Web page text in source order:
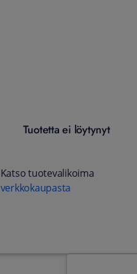
Tuotetta ei löytynyt
Katso tuotevalikoima
verkkokaupasta